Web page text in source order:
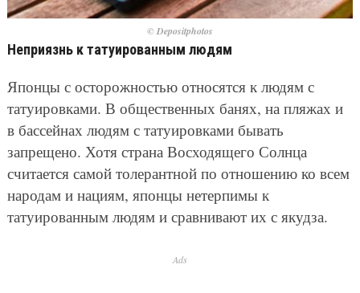
© Depositphotos
Неприязнь к татуированным людям
Японцы с осторожностью относятся к людям с
татуировками. В общественных банях, на пляжах и
в бассейнах людям с татуировками бывать
запрещено. Хотя страна Восходящего Солнца
считается самой толерантной по отношению ко всем
народам и нациям, японцы нетерпимы к
татуированным людям и сравнивают их с якудза.
Ads